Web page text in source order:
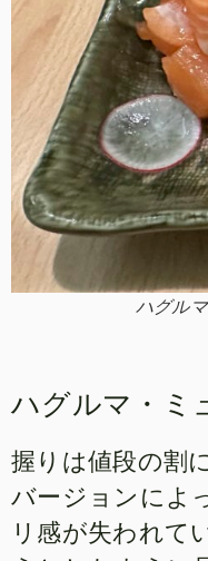
ハグル
ハグルマ・ミ
握りは値段の割
バージョンによ
リ感が失われて